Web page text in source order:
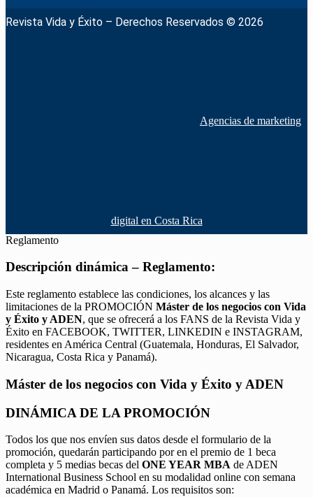
Revista Vida y Éxito – Derechos Reservados © 2026
Agencias de marketing
digital en Costa Rica
Reglamento
Descripción dinámica – Reglamento:
Este reglamento establece las condiciones, los alcances y las
limitaciones de la PROMOCIÓN Máster de los negocios con Vida
y Éxito y ADEN, que se ofrecerá a los FANS de la Revista Vida y
Éxito en FACEBOOK, TWITTER, LINKEDIN e INSTAGRAM,
residentes en América Central (Guatemala, Honduras, El Salvador,
Nicaragua, Costa Rica y Panamá).
Máster de los negocios con Vida y Éxito y ADEN
DINÁMICA DE LA PROMOCIÓN
Todos los que nos envíen sus datos desde el formulario de la
promoción, quedarán participando por en el premio de 1 beca
completa y 5 medias becas del ONE YEAR MBA de ADEN
International Business School en su modalidad online con semana
académica en Madrid o Panamá. Los requisitos son: